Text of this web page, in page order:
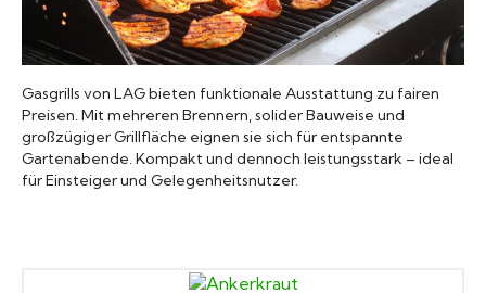
Grillgewürze
Grillsaucen
Bücher
Gasgrills von LAG bieten funktionale Ausstattung zu fairen
Preisen. Mit mehreren Brennern, solider Bauweise und
großzügiger Grillfläche eignen sie sich für entspannte
Gartenabende. Kompakt und dennoch leistungsstark – ideal
für Einsteiger und Gelegenheitsnutzer.